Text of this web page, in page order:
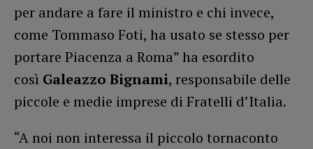
per andare a fare il ministro e chi invece,
come Tommaso Foti, ha usato se stesso per
portare Piacenza a Roma” ha esordito
così Galeazzo Bignami, responsabile delle
piccole e medie imprese di Fratelli d’Italia.
“A noi non interessa il piccolo tornaconto